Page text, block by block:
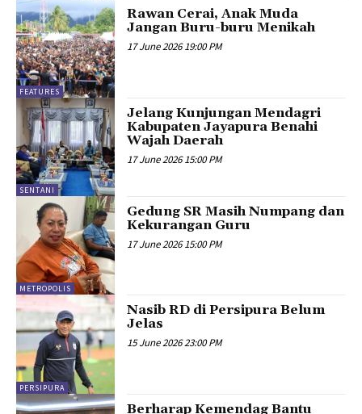
FEATURES
Rawan Cerai, Anak Muda
Jangan Buru-buru Menikah
17 June 2026 19:00 PM
SENTANI
Jelang Kunjungan Mendagri
Kabupaten Jayapura Benahi
Wajah Daerah
17 June 2026 15:00 PM
METROPOLIS
Gedung SR Masih Numpang dan
Kekurangan Guru
17 June 2026 15:00 PM
PERSIPURA
Nasib RD di Persipura Belum
Jelas
15 June 2026 23:00 PM
Berharap Kemendag Bantu